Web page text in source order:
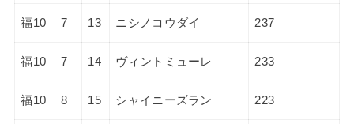
福10 7 13 ニシノコウダイ 237
福10 7 14 ヴィントミューレ 233
福10 8 15 シャイニーズラン 223